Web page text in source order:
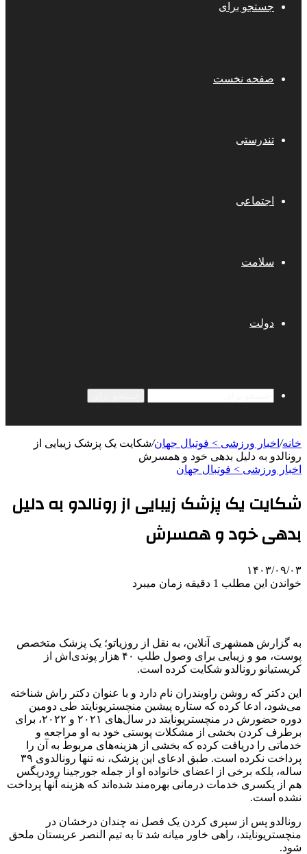
جستجو برای
صفحه نخست
تندرستی
اجتماعی
سلامت
دولت
خانه/ اخبار ورزشی > فوتبال جهان/شکایت یک پزشک زیبایی از
رونالدو به دلیل بدهی خود و همسرش
اخبار ورزشی > فوتبال جهان
شکایت یک پزشک زیبایی از رونالدو به دلیل
بدهی خود و همسرش
۱۴۰۳/۰۹/۰۳
خواندن این مطلب 1 دقیقه زمان میبرد
به گزارش همشهری آنلاین، به نقل از روزیاتو؛ یک پزشک متخصص
پوست، مو و زیبایی برای وصول طلب ۴۰ هزار پوندی‌اش از
کریستیانو رونالدو شکایت کرده است.
این دکتر که روشن راویندران نام دارد و با عنوان دکتر راش شناخته
می‌شود، ادعا کرده که ستاره پیشین منچستریونایتد طی دومین
دوره حضورش در منچستریونایتد در سال‌های ۲۰۲۱ و ۲۰۲۲، برای
برطرف کردن بخشی از مشکلات پوستی خود به او مراجعه و
خدماتی را دریافت کرده که بخشی از هزینه‌های مربوط به آن را
پرداخت نکرده است. طبق ادعای این پزشک، نه تنها رونالدوی ۳۹
ساله، بلکه برخی از اعضای خانواده او از جمله جورجینا رودریگس
هم از یکسری خدمات درمانی بهره‌مند شده‌اند که هزینه آنها پرداخت
نشده است.
رونالدو پس از سپری کردن یک فصل نه چندان درخشان در
منچستریونایتد، راهی خاور میانه شد تا به تیم النصر عربستان ملحق
شود.